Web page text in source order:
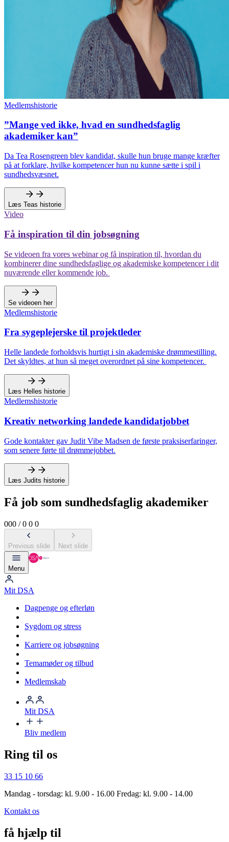
Medlemshistorie
”Mange ved ikke, hvad en sundhedsfaglig
akademiker kan”
Da Tea Rosengreen blev kandidat, skulle hun bruge mange kræfter
på at forklare, hvilke kompetencer hun nu kunne sætte i spil i
sundhedsvæsnet.
Læs Teas historie
Video
Få inspiration til din jobsøgning
Se videoen fra vores webinar og få inspiration til, hvordan du
kombinerer dine sundhedsfaglige og akademiske kompetencer i dit
nuværende eller kommende job.
Se videoen her
Medlemshistorie
Fra sygeplejerske til projektleder
Helle landede forholdsvis hurtigt i sin akademiske drømmestilling.
Det skyldtes, at hun så meget overordnet på sine kompetencer.
Læs Helles historie
Medlemshistorie
Kreativ networking landede kandidatjobbet
Gode kontakter gav Judit Vibe Madsen de første praksiserfaringer,
som senere førte til drømmejobbet.
Læs Judits historie
Få job som sundhedsfaglig akademiker
000 / 0 0 0
Previous slide Next slide
Menu
Mit DSA
Dagpenge og efterløn
Sygdom og stress
Karriere og jobsøgning
Temamøder og tilbud
Medlemskab
Mit DSA
Bliv medlem
Ring til os
33 15 10 66
Mandag - torsdag: kl. 9.00 - 16.00 Fredag: kl. 9.00 - 14.00
Kontakt os
få hjælp til